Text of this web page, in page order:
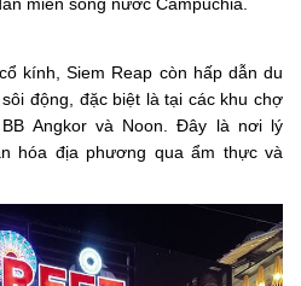
kính, Siem Reap còn hấp dẫn du
động, đặc biệt là tại các khu chợ
Angkor và Noon. Đây là nơi lý
hóa địa phương qua ẩm thực và